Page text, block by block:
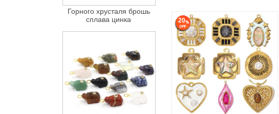
20
Горного хрусталя брошь
сплава цинка